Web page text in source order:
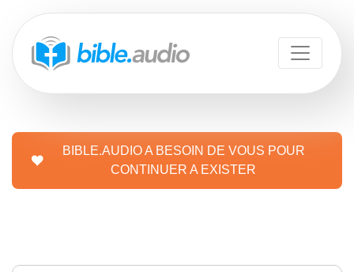
BIBLE.AUDIO A BESOIN DE VOUS POUR
CONTINUER A EXISTER